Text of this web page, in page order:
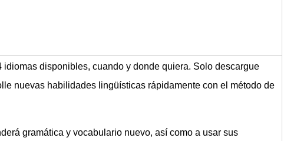
disponibles, cuando y donde quiera. Solo descargue
nuevas habilidades lingüísticas rápidamente con el método de
gramática y vocabulario nuevo, así como a usar sus